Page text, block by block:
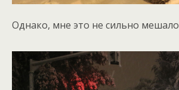
Однако, мне это не сильно мешало